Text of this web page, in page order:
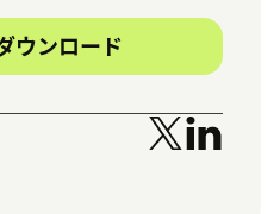
ウンロード